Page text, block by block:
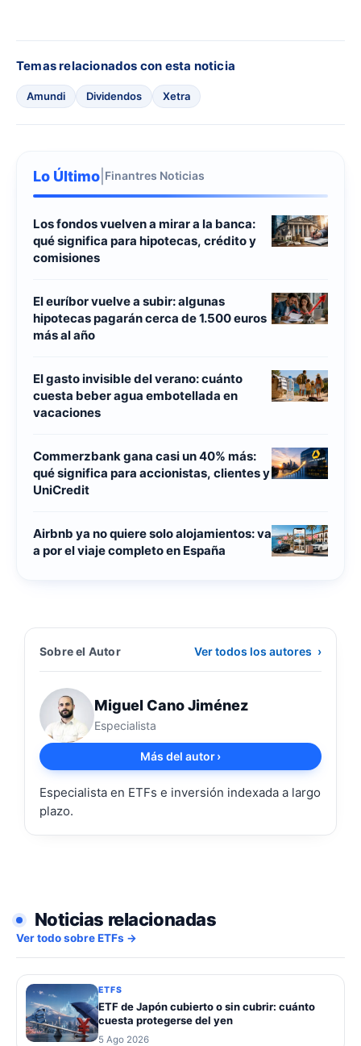
Temas relacionados con esta noticia
Amundi Dividendos Xetra
Lo Último Finantres Noticias
Los fondos vuelven a mirar a la banca:
qué significa para hipotecas, crédito y
comisiones
El euríbor vuelve a subir: algunas
hipotecas pagarán cerca de 1.500 euros
más al año
El gasto invisible del verano: cuánto
cuesta beber agua embotellada en
vacaciones
Commerzbank gana casi un 40% más:
qué significa para accionistas, clientes y
UniCredit
Airbnb ya no quiere solo alojamientos: va
a por el viaje completo en España
Sobre el Autor Ver todos los autores ›
Miguel Cano Jiménez
Especialista
Más del autor›
Especialista en ETFs e inversión indexada a largo
plazo.
Noticias relacionadas
Ver todo sobre ETFs →
ETFS
ETF de Japón cubierto o sin cubrir: cuánto
cuesta protegerse del yen
5 Ago 2026